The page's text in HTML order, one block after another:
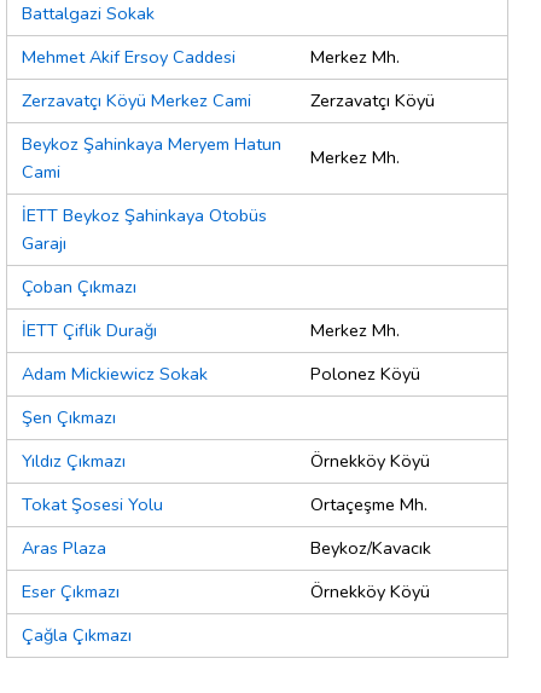
Battalgazi Sokak
Mehmet Akif Ersoy Caddesi
Merkez Mh.
Zerzavatçı Köyü Merkez Cami
Zerzavatçı Köyü
Beykoz Şahinkaya Meryem Hatun
Cami
Merkez Mh.
İETT Beykoz Şahinkaya Otobüs
Garajı
Çoban Çıkmazı
İETT Çiflik Durağı
Merkez Mh.
Adam Mickiewicz Sokak
Polonez Köyü
Şen Çıkmazı
Yıldız Çıkmazı
Örnekköy Köyü
Tokat Şosesi Yolu
Ortaçeşme Mh.
Aras Plaza
Beykoz/Kavacık
Eser Çıkmazı
Örnekköy Köyü
Çağla Çıkmazı